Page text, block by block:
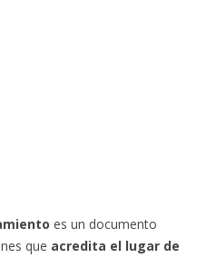
es un documento
que acredita el lugar de